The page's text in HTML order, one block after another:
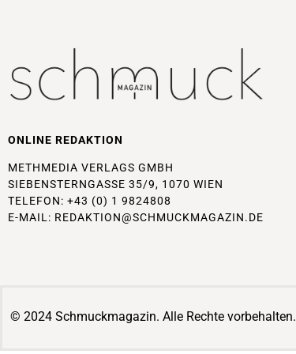
ONLINE REDAKTION
METHMEDIA VERLAGS GMBH
SIEBENSTERNGASSE 35/9, 1070 WIEN
TELEFON: +43 (0) 1 9824808
E-MAIL: REDAKTION@SCHMUCKMAGAZIN.DE
© 2024 Schmuckmagazin. Alle Rechte vorbehalten.